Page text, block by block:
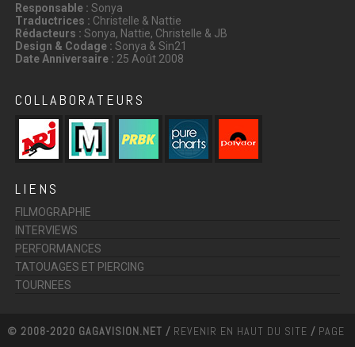
Responsable : Sonya
Traductrices : Christelle & Nattie
Rédacteurs : Sonya, Nattie, Christelle & JB
Design & Codage : Sonya & Sin21
Date Anniversaire : 25 Août 2008
COLLABORATEURS
LIENS
FILMOGRAPHIE
INTERVIEWS
PERFORMANCES
TATOUAGES ET PIERCING
TOURNEES
© 2008-2020 GAGAVISION.NET / REVENIR EN HAUT DU SITE / PAGE